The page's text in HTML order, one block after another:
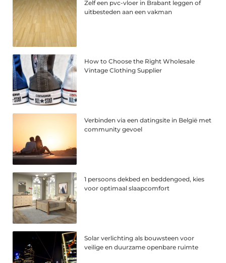
Zelf een pvc-vloer in Brabant leggen of
uitbesteden aan een vakman
How to Choose the Right Wholesale
Vintage Clothing Supplier
Verbinden via een datingsite in België met
community gevoel
1 persoons dekbed en beddengoed, kies
voor optimaal slaapcomfort
Solar verlichting als bouwsteen voor
veilige en duurzame openbare ruimte